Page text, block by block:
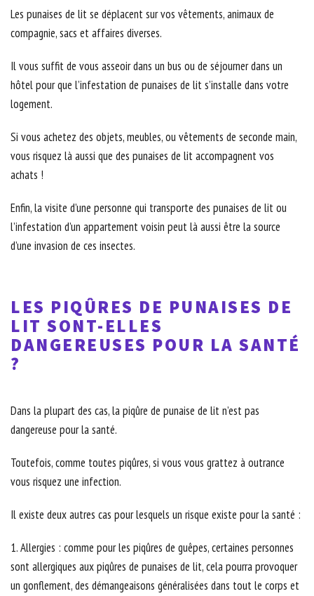
Les punaises de lit se déplacent sur vos vêtements, animaux de
compagnie, sacs et affaires diverses.
Il vous suffit de vous asseoir dans un bus ou de séjourner dans un
hôtel pour que l’infestation de punaises de lit s’installe dans votre
logement.
Si vous achetez des objets, meubles, ou vêtements de seconde main,
vous risquez là aussi que des punaises de lit accompagnent vos
achats !
Enfin, la visite d’une personne qui transporte des punaises de lit ou
l’infestation d’un appartement voisin peut là aussi être la source
d’une invasion de ces insectes.
LES PIQÛRES DE PUNAISES DE
LIT SONT-ELLES
DANGEREUSES POUR LA SANTÉ
?
Dans la plupart des cas, la piqûre de punaise de lit n’est pas
dangereuse pour la santé.
Toutefois, comme toutes piqûres, si vous vous grattez à outrance
vous risquez une infection.
Il existe deux autres cas pour lesquels un risque existe pour la santé :
1. Allergies : comme pour les piqûres de guêpes, certaines personnes
sont allergiques aux piqûres de punaises de lit, cela pourra provoquer
un gonflement, des démangeaisons généralisées dans tout le corps et